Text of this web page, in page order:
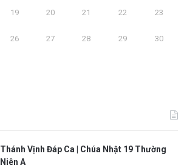
19 20 21 22 23
26 27 28 29 30
Thánh Vịnh Đáp Ca | Chúa Nhật 19 Thường
Niên A